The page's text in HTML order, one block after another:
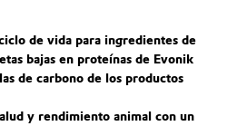
de vida para ingredientes de
bajas en proteínas de Evonik
de carbono de los productos
y rendimiento animal con un